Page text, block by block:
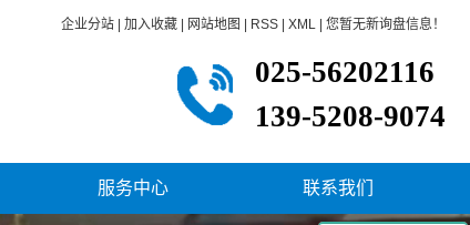
企业分站 加入收藏 网站地图 RSS XML 您暂无新询盘信息！
025-56202116
139-5208-9074
服务中心 联系我们